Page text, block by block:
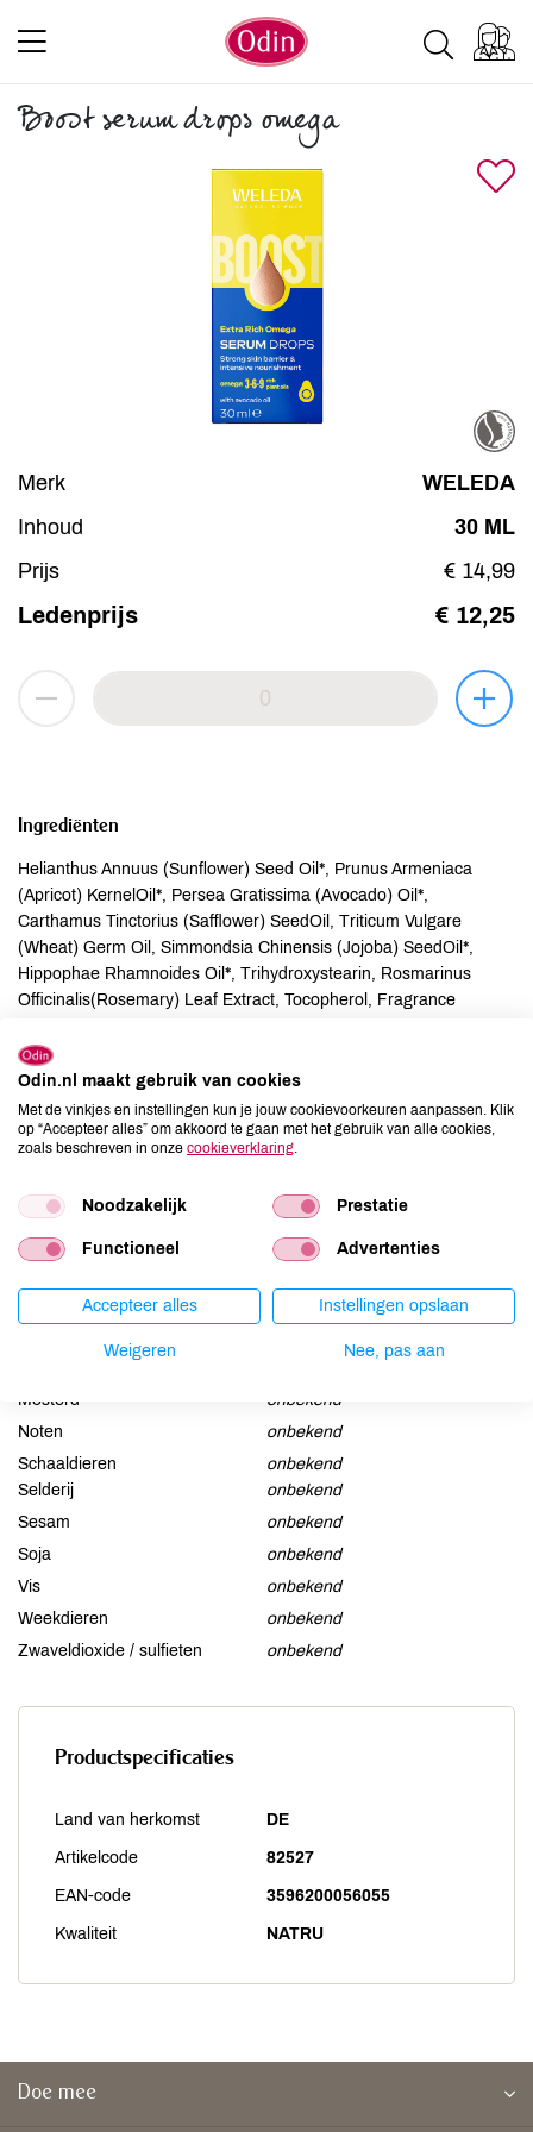
Boost serum drops omega
Merk
WELEDA
Inhoud
30 ML
Prijs
€ 14,99
Ledenprijs € 12,25
Ingrediënten
Helianthus Annuus (Sunflower) Seed Oil*, Prunus Armeniaca
(Apricot) KernelOil*, Persea Gratissima (Avocado) Oil*,
Carthamus Tinctorius (Safflower) SeedOil, Triticum Vulgare
(Wheat) Germ Oil, Simmondsia Chinensis (Jojoba) SeedOil*,
Hippophae Rhamnoides Oil*, Trihydroxystearin, Rosmarinus
Officinalis(Rosemary) Leaf Extract, Tocopherol, Fragrance
Camphor, Citral, Citrus Aurantium PeelOil, Coumarin, Geraniol,
Geranyl Acetate, Limonene, Linalool, Linalyl Acetate, Pinene,
Terpineol, Terpinolene. Fragrance made of 100% natural essential
oils and or plant extracts.
Allergenen
Aardnoten
onbekend
onbekend
Mosterd
onbekend
Noten
onbekend
Schaaldieren
onbekend
Selderij
onbekend
Sesam
onbekend
Soja
onbekend
Vis
onbekend
Weekdieren
onbekend
Zwaveldioxide / sulfieten
onbekend
Productspecificaties
Land van herkomst DE
Artikelcode 82527
EAN-code 3596200056055
Kwaliteit NATRU
Doe mee
Odin.nl maakt gebruik van cookies
Met de vinkjes en instellingen kun je jouw cookievoorkeuren aanpassen. Klik
op “Accepteer alles” om akkoord te gaan met het gebruik van alle cookies,
zoals beschreven in onze cookieverklaring
Noodzakelijk Prestatie
Functioneel Advertenties
Accepteer alles Instellingen opslaan
Weigeren Nee, pas aan